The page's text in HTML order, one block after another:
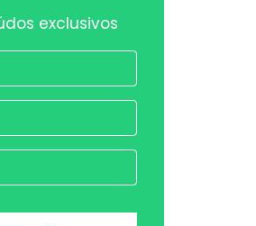
exclusivos